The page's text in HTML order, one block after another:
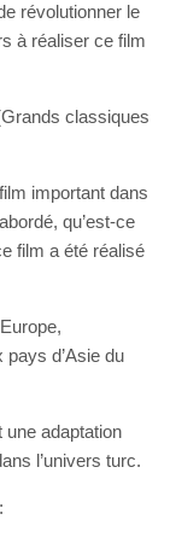
révolutionner le
à réaliser ce film
classiques
important dans
qu’est-ce
film a été réalisé
pays d’Asie du
une adaptation
l’univers turc.